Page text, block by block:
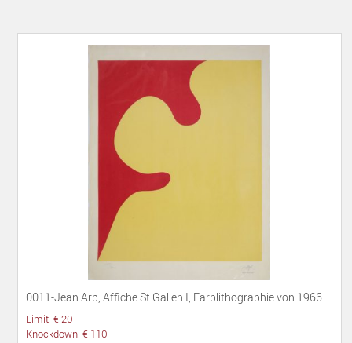
0011-Jean Arp, Affiche St Gallen I, Farblithographie von 1966
Limit: € 20
Knockdown: € 110